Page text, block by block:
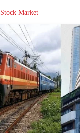
Stock Market